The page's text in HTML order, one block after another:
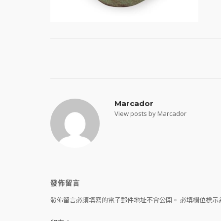
Marcador
View posts by Marcador
發佈留言
發佈留言必須填寫的電子郵件地址不會公開。 必填欄位標